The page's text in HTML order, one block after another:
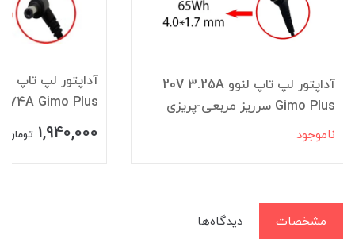
آداپتور لپ تاپ لنوو 20V 3.25A
آداپتور لپ تاپ ایسوس 19V /
4.74A Gimo Plus کد 1124
مشخصات دیدگاه‌ها